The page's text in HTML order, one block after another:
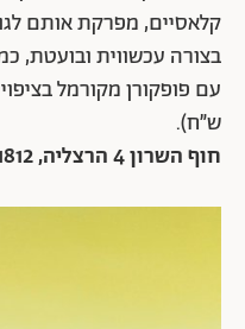
קלאסיים, מפרקת אותם
בצורה עכשווית ובועטת,
ש״ח).
חוף השרון 4 הרצליה, 09-9511812